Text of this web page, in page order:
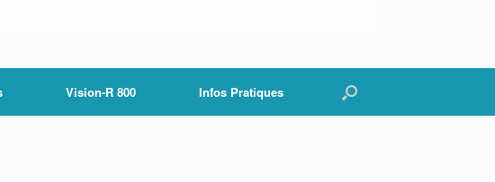
Vision-R 800 Infos Pratiques